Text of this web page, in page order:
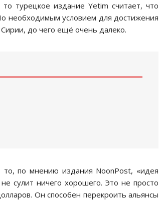
турецкое издание Yetim считает, что
необходимым условием для достижения
Сирии, до чего ещё очень далеко.
то, по мнению издания NoonPost, «идея
сулит ничего хорошего. Это не просто
Он способен перекроить альянсы